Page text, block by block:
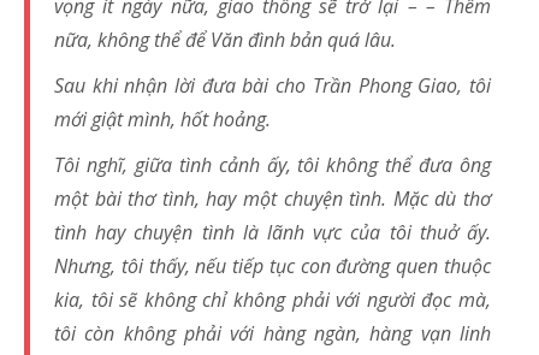
vọng ít ngày nữa, giao thông sẽ trở lại – – Thêm
nữa, không thể để Văn đình bản quá lâu.
Sau khi nhận lời đưa bài cho Trần Phong Giao, tôi
mới giật mình, hốt hoảng.
Tôi nghĩ, giữa tình cảnh ấy, tôi không thể đưa ông
một bài thơ tình, hay một chuyện tình. Mặc dù thơ
tình hay chuyện tình là lãnh vực của tôi thuở ấy.
Nhưng, tôi thấy, nếu tiếp tục con đường quen thuộc
kia, tôi sẽ không chỉ không phải với người đọc mà,
tôi còn không phải với hàng ngàn, hàng vạn linh